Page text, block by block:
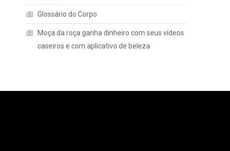
Glossário do Corpo
Moça da roça ganha dinheiro com seus vídeos
caseiros e com aplicativo de beleza